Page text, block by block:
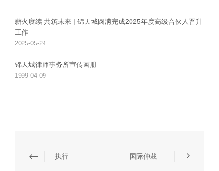
薪火赓续 共筑未来 | 锦天城圆满完成2025年度高级合伙人晋升
工作
2025-05-24
锦天城律师事务所宣传画册
1999-04-09
执行 国际仲裁